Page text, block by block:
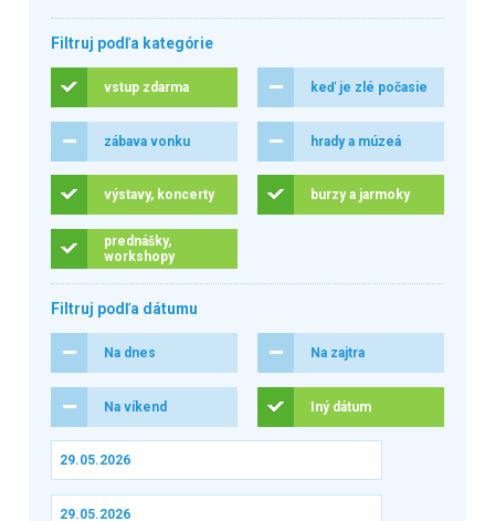
Filtruj podľa kategórie
vstup zdarma keď je zlé počasie
zábava vonku hrady a múzeá
výstavy, koncerty burzy a jarmoky
prednášky,
workshopy
Filtruj podľa dátumu
Na dnes Na zajtra
Na víkend Iný dátum